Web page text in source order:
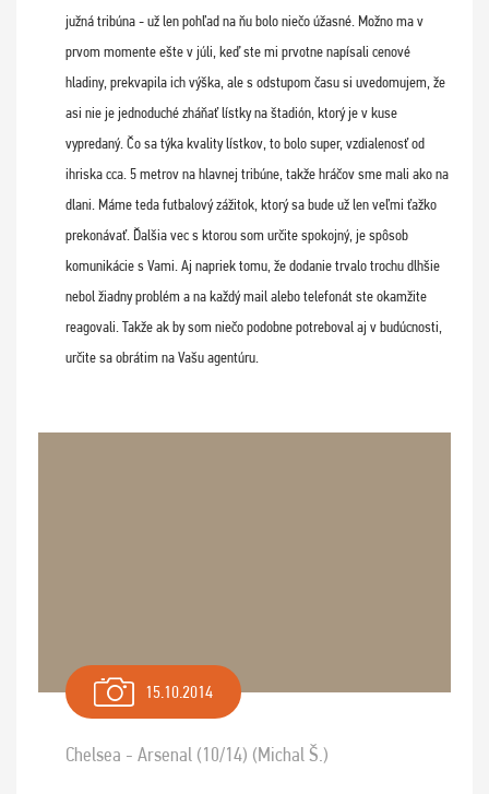
južná tribúna - už len pohľad na ňu bolo niečo úžasné. Možno ma v
prvom momente ešte v júli, keď ste mi prvotne napísali cenové
hladiny, prekvapila ich výška, ale s odstupom času si uvedomujem, že
asi nie je jednoduché zháňať lístky na štadión, ktorý je v kuse
vypredaný. Čo sa týka kvality lístkov, to bolo super, vzdialenosť od
ihriska cca. 5 metrov na hlavnej tribúne, takže hráčov sme mali ako na
dlani. Máme teda futbalový zážitok, ktorý sa bude už len veľmi ťažko
prekonávať. Ďalšia vec s ktorou som určite spokojný, je spôsob
komunikácie s Vami. Aj napriek tomu, že dodanie trvalo trochu dlhšie
nebol žiadny problém a na každý mail alebo telefonát ste okamžite
reagovali. Takže ak by som niečo podobne potreboval aj v budúcnosti,
určite sa obrátim na Vašu agentúru.
15.10.2014
Chelsea - Arsenal (10/14) (Michal Š.)